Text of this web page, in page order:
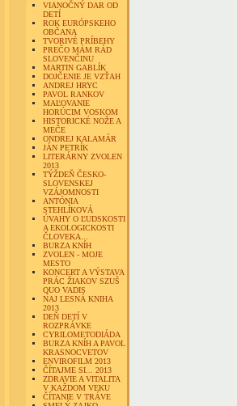
VIANOČNÝ DAR OD
DETÍ
ROK EURÓPSKEHO
OBČANA
TVORIVÉ PRÍBEHY
PREČO MÁM RÁD
SLOVENČINU
MARTIN GABLÍK
DOJČENIE JE VZŤAH
ANDREJ HRYC
PAVOL RANKOV
MAĽOVANIE
HORÚCIM VOSKOM
HISTORICKÉ NOŽE A
MEČE
ONDREJ KALAMÁR
JÁN PETRÍK
LITERÁRNY ZVOLEN
2013
TÝŽDEŇ ČESKO-
SLOVENSKEJ
VZÁJOMNOSTI
ANTÓNIA
STEHLÍKOVÁ
ÚVAHY O ĽUDSKOSTI
A EKOLOGICKOSTI
ČLOVEKA...
BURZA KNÍH
ZVOLEN - MOJE
MESTO
KONCERT A VÝSTAVA
PRÁC ŽIAKOV SZUŠ
QUO VADIS
NAJ LESNÁ KNIHA
2013
DEŇ DETÍ V
ROZPRÁVKE
CYRILOMETODIÁDA
BURZA KNÍH A PAVOL
KRASNOCVETOV
ENVIROFILM 2013
ČÍTAJME SI... 2013
ZDRAVIE A VITALITA
V KAŽDOM VEKU
ČÍTANIE V TRÁVE